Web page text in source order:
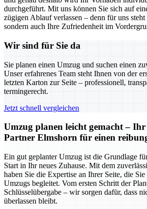
durchgeführt. Mit uns können Sie sich auf
zügigen Ablauf verlassen – denn für uns
sondern auch Ihre Zufriedenheit im
Wir sind für Sie da
Sie planen einen Umzug und suchen einen
Unser erfahrenes Team steht Ihnen von der
letzten Karton zur Seite – professionell,
termingerecht.
Jetzt schnell vergleichen
Umzug planen leicht gemacht – Ihr
Partner Elmshorn für einen
Ein gut geplanter Umzug ist die Grundlage
Start in Ihr neues Zuhause. Mit dem
haben Sie die Expertise an Ihrer Seite, die
Umzugs begleitet. Vom ersten Schritt der
Schlüsselübergabe – wir sorgen dafür, dass
überlassen bleibt.